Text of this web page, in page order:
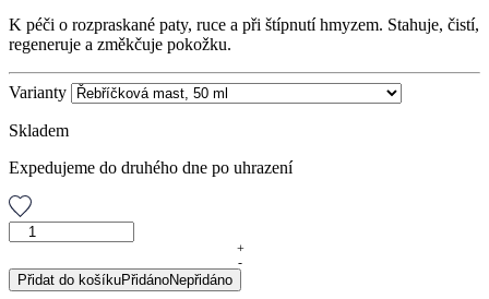
K péči o rozpraskané paty, ruce a při štípnutí hmyzem. Stahuje, čistí,
regeneruje a změkčuje pokožku.
Varianty
Skladem
Expedujeme do druhého dne po uhrazení
Řebříčková
50
ml
+
-
Přidat do košíkuPřidánoNepřidáno